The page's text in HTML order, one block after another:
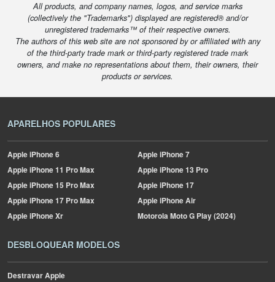
All products, and company names, logos, and service marks
(collectively the "Trademarks") displayed are registered® and/or
unregistered trademarks™ of their respective owners.
The authors of this web site are not sponsored by or affiliated with any
of the third-party trade mark or third-party registered trade mark
owners, and make no representations about them, their owners, their
products or services.
APARELHOS POPULARES
AppleiPhone 6 AppleiPhone 7
AppleiPhone 11 Pro Max AppleiPhone 13 Pro
AppleiPhone 15 Pro Max AppleiPhone 17
AppleiPhone 17 Pro Max AppleiPhone Air
AppleiPhone Xr MotorolaMoto G Play (2024)
DESBLOQUEAR MODELOS
Destravar Apple